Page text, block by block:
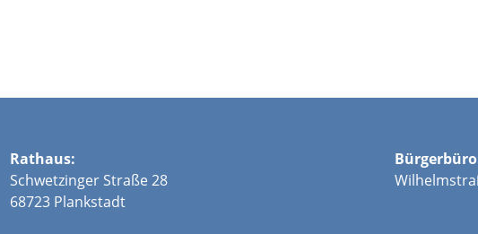
Rathaus:
Schwetzinger Straße 28
68723 Plankstadt